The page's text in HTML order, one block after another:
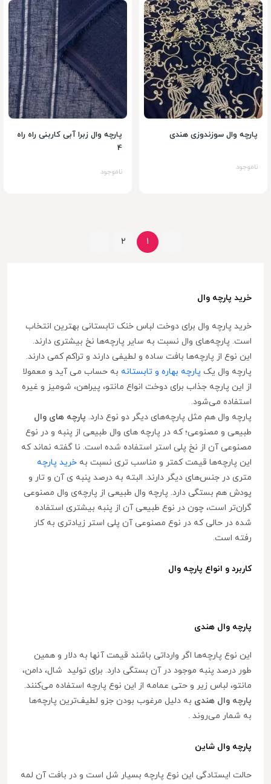
پارچه وال سوزندوزی هندی
ناموجود
پارچه وال زبرا آبی کاربنی راه راه
4
ناموجود
1
2
خرید پارچه وال
خرید پارچه وال برای دوخت لباس خنک تابستانی بهترین انتخاب
است. پارچه‌های وال نسبت به سایر پارچه‌ها نخ بیشتری دارند.
این نوع از پارچه‌ها بافت ساده و لطیفی دارند و تراکم کمی دارند.
پارچه وال یک پارچه بهاره و تابستانه به حساب می آید و معمولا
از این پارچه جذاب برای دوخت انواع مانتو، پیراهن، شومیز و غیره
استفاده می‌شود.
پارچه وال هم مثل پارچه‌های دیگر دو نوع دارد. پارچه های وال
طبیعی و مصنوعی؛ که در پارچه های وال طبیعی از پنبه و در نوع
مصنوعی آن از نخ پلی استر استفاده شده است. نا گفته نماند که
این پارچه‌ها قیمت کمتر و مناسب تری نسبت به خرید پارچه
متری در جنس‌های دیگر دارند. البته به درصد پنبه ی آن و تار و
پودش هم بستگی دارد. پارچه وال طبیعی از پارچه‌ی وال مصنوعی
گران‌تر است، چون در نوع طبیعی آن از پنبه بیشتری استفاده
شده در حالی که در نوع مصنوعی آن پلی استر زیادتری به کار
رفته است.
کاربرد و انواع پارچه وال
پارچه وال هندی
این نوع پارچه‌ها اگر وارداتی باشند قیمت آنها به دلار و همین
طور درصد پنبه موجود در آن بستگی دارد. برای تولید شال، دامن،
مانتو، لباس زیر و حتی عمامه از این نوع پارچه استفاده می‌کنند.
پارچه وال هندی به دلیل مرغوب بودن جزو لطیف‌ترین پارچه‌ها
به شمار می‌روند .
پارچه وال شاین
حالت ایستادگی این نوع پارچه بسیار شل است و در بافت آن لمه